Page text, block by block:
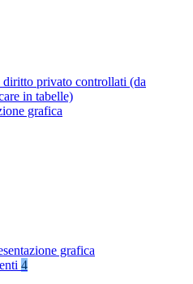
privato controllati (da
in tabelle)
grafica
grafica
4